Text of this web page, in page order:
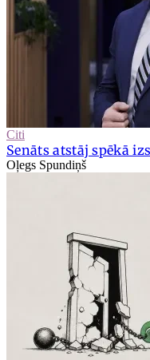
Citi
Senāts atstāj spēkā
Oļegs Spundiņš